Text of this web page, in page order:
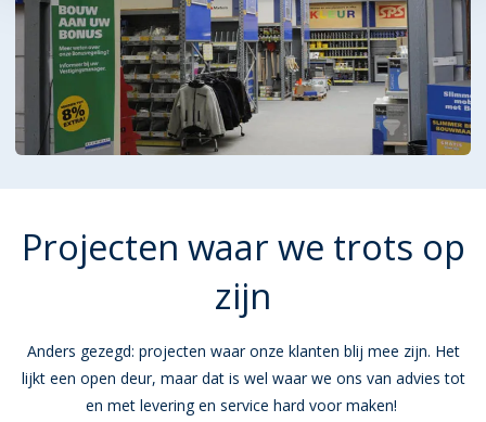
Projecten waar we trots op
zijn
Anders gezegd: projecten waar onze klanten blij mee zijn. Het
lijkt een open deur, maar dat is wel waar we ons van advies tot
en met levering en service hard voor maken!